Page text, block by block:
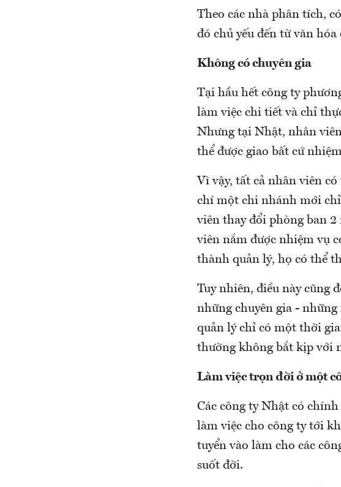
Theo các nhà phân tích,
đó chủ yếu đến từ văn
Không có chuyên gia
Tại hầu hết công ty
làm việc chi tiết và chỉ
Nhưng tại Nhật, nhân
thể được giao bất cứ
Vì vậy, tất cả nhân viên
chí một chi nhánh mới chỉ
viên thay đổi phòng ban
viên nắm được nhiệm vụ
thành quản lý, họ có thể
Tuy nhiên, điều này cũng
những chuyên gia -
quản lý chỉ có một thời
thường không bắt kịp với
Làm việc trọn đời ở một
Các công ty Nhật có
làm việc cho công ty tới
tuyển vào làm cho các
suốt đời.